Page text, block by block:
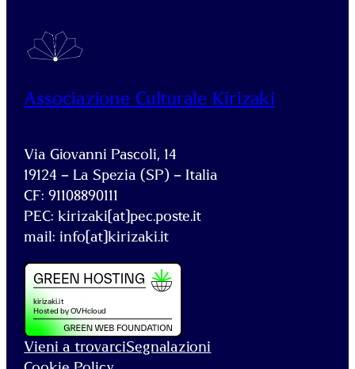
Associazione Culturale Kirizaki
Via Giovanni Pascoli, 14
19124 – La Spezia (SP) – Italia
CF: 91108890111
PEC: kirizaki[at]pec.poste.it
mail: info[at]kirizaki.it
Vieni a trovarciSegnalazioni